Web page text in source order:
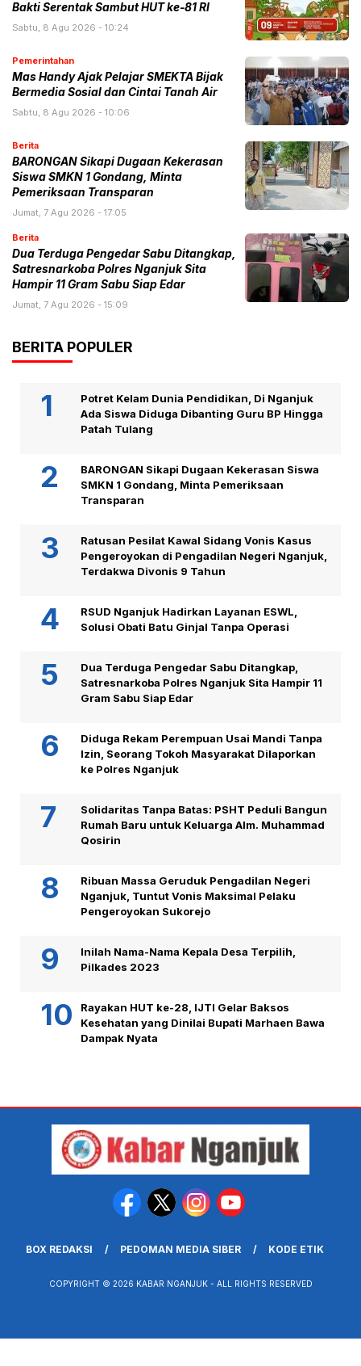
Bakti Serentak Sambut HUT ke-81 RI
Sabtu, 8 Agu 2026 - 10:24
Pemerintahan
Mas Handy Ajak Pelajar SMEKTA Bijak
Bermedia Sosial dan Cintai Tanah Air
Sabtu, 8 Agu 2026 - 10:06
Berita
BARONGAN Sikapi Dugaan Kekerasan
Siswa SMKN 1 Gondang, Minta
Pemeriksaan Transparan
Jumat, 7 Agu 2026 - 17:05
Berita
Dua Terduga Pengedar Sabu Ditangkap,
Satresnarkoba Polres Nganjuk Sita
Hampir 11 Gram Sabu Siap Edar
Jumat, 7 Agu 2026 - 15:09
BERITA POPULER
Potret Kelam Dunia Pendidikan, Di Nganjuk
Ada Siswa Diduga Dibanting Guru BP Hingga
Patah Tulang
BARONGAN Sikapi Dugaan Kekerasan Siswa
SMKN 1 Gondang, Minta Pemeriksaan
Transparan
Ratusan Pesilat Kawal Sidang Vonis Kasus
Pengeroyokan di Pengadilan Negeri Nganjuk,
Terdakwa Divonis 9 Tahun
RSUD Nganjuk Hadirkan Layanan ESWL,
Solusi Obati Batu Ginjal Tanpa Operasi
Dua Terduga Pengedar Sabu Ditangkap,
Satresnarkoba Polres Nganjuk Sita Hampir 11
Gram Sabu Siap Edar
Diduga Rekam Perempuan Usai Mandi Tanpa
Izin, Seorang Tokoh Masyarakat Dilaporkan
ke Polres Nganjuk
Solidaritas Tanpa Batas: PSHT Peduli Bangun
Rumah Baru untuk Keluarga Alm. Muhammad
Qosirin
Ribuan Massa Geruduk Pengadilan Negeri
Nganjuk, Tuntut Vonis Maksimal Pelaku
Pengeroyokan Sukorejo
Inilah Nama-Nama Kepala Desa Terpilih,
Pilkades 2023
Rayakan HUT ke-28, IJTI Gelar Baksos
Kesehatan yang Dinilai Bupati Marhaen Bawa
Dampak Nyata
BOX REDAKSI PEDOMAN MEDIA SIBER KODE ETIK
COPYRIGHT © 2026 KABAR NGANJUK - ALL RIGHTS RESERVED